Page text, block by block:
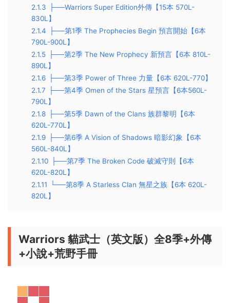
2.1.3
├──Warriors Super Edition外傳【15本 570L-
830L】
2.1.4
├──第1季 The Prophecies Begin 預言開始【6本
790L-900L】
2.1.5
├──第2季 The New Prophecy 新預言【6本 810L-
890L】
2.1.6
├──第3季 Power of Three 力量【6本 620L-770】
2.1.7
├──第4季 Omen of the Stars 星預言【6本560L-
790L】
2.1.8
├──第5季 Dawn of the Clans 族群黎明【6本
620L-770L】
2.1.9
├──第6季 A Vision of Shadows 暗影幻象【6本
560L-840L】
2.1.10
├──第7季 The Broken Code 破滅守則【6本
620L-820L】
2.1.11
└──第8季 A Starless Clan 無星之族【6本 620L-
820L】
Warriors 貓武士（英文版）全8季+外傳
+小說+荒野手冊